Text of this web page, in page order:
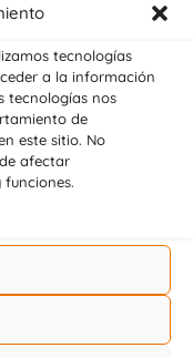
tecnologías
a la información
tecnologías nos
de
este sitio. No
afectar